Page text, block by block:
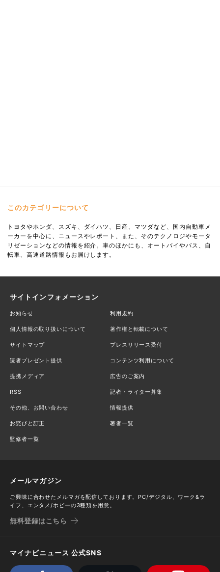
このカテゴリーについて
トヨタやホンダ、スズキ、ダイハツ、日産、マツダなど、国内自動車メ
ーカーを中心に、ニュースやレポート、また、そのテクノロジやモータ
リゼーションなどの情報を紹介。車のほかにも、オートバイやバス、自
転車、高速道路情報もお届けします。
サイトインフォメーション
お知らせ 利用規約
個人情報の取り扱いについて 著作権と転載について
サイトマップ プレスリリース受付
読者プレゼント提供 コンテンツ利用について
提携メディア 広告のご案内
RSS 記者・ライター募集
その他、お問い合わせ 情報提供
お詫びと訂正 著者一覧
監修者一覧
メールマガジン
ご興味に合わせたメルマガを配信しております。PC/デジタル、ワーク&ラ
イフ、エンタメ/ホビーの3種類を用意。
無料登録はこちら
マイナビニュース 公式SNS